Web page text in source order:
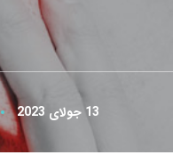
13 جولای 2023